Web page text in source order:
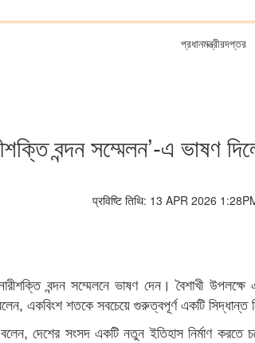
প্রধানমন্ত্রীরদপ্তর
বন্দন সম্মেলন’-এ ভাষণ
प्रविष्टि तिथि: 13 APR 2026
বন্দন সম্মেলনে ভাষণ দেন। বৈশাখী উপলক্ষে
একবিংশ শতকে সবচেয়ে গুরুত্বপূর্ণ একটি সিদ্ধান্ত
দেশের সংসদ একটি নতুন ইতিহাস নির্মাণ করতে